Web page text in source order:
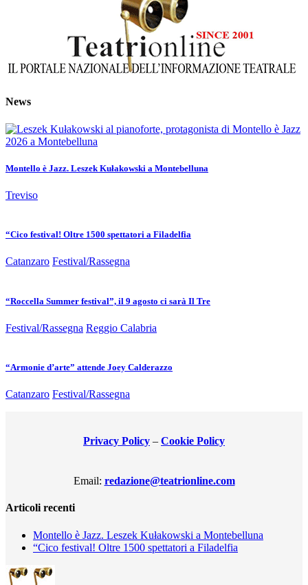
News
Montello è Jazz. Leszek Kułakowski a Montebelluna
Treviso
“Cico festival! Oltre 1500 spettatori a Filadelfia
Catanzaro Festival/Rassegna
“Roccella Summer festival”, il 9 agosto ci sarà Il Tre
Festival/Rassegna Reggio Calabria
“Armonie d’arte” attende Joey Calderazzo
Catanzaro Festival/Rassegna
Privacy Policy – Cookie Policy
Email: redazione@teatrionline.com
Articoli recenti
Montello è Jazz. Leszek Kułakowski a Montebelluna
“Cico festival! Oltre 1500 spettatori a Filadelfia